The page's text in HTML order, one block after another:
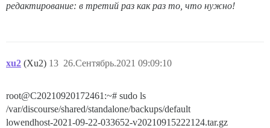
редактирование: в третий раз как раз то, что нужно!
xu2 (Xu2) 26.Сентябрь.2021 09:09:10
13
root@C20210920172461:~# sudo ls
/var/discourse/shared/standalone/backups/default
lowendhost-2021-09-22-033652-v20210915222124.tar.gz